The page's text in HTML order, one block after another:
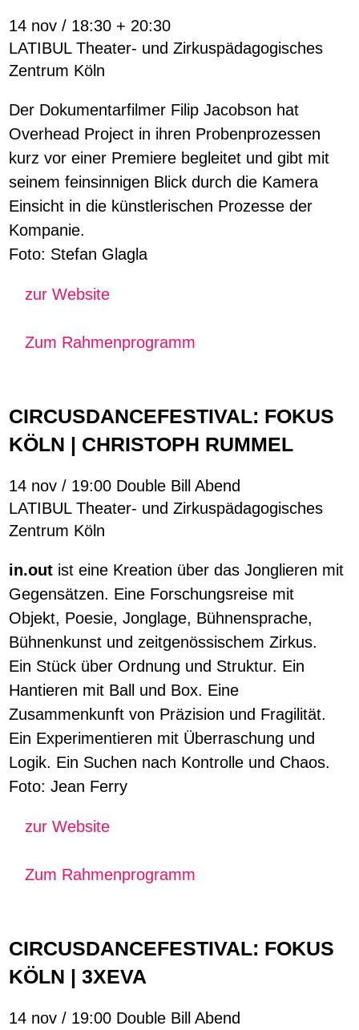
14 nov / 18:30 + 20:30
LATIBUL Theater- und Zirkuspädagogisches
Zentrum Köln
Der Dokumentarfilmer Filip Jacobson hat
Overhead Project in ihren Probenprozessen
kurz vor einer Premiere begleitet und gibt mit
seinem feinsinnigen Blick durch die Kamera
Einsicht in die künstlerischen Prozesse der
Kompanie.
Foto: Stefan Glagla
zur Website
Zum Rahmenprogramm
CIRCUSDANCEFESTIVAL: FOKUS
KÖLN | CHRISTOPH RUMMEL
14 nov / 19:00 Double Bill Abend
LATIBUL Theater- und Zirkuspädagogisches
Zentrum Köln
in.out ist eine Kreation über das Jonglieren mit
Gegensätzen. Eine Forschungsreise mit
Objekt, Poesie, Jonglage, Bühnensprache,
Bühnenkunst und zeitgenössischem Zirkus.
Ein Stück über Ordnung und Struktur. Ein
Hantieren mit Ball und Box. Eine
Zusammenkunft von Präzision und Fragilität.
Ein Experimentieren mit Überraschung und
Logik. Ein Suchen nach Kontrolle und Chaos.
Foto: Jean Ferry
zur Website
Zum Rahmenprogramm
CIRCUSDANCEFESTIVAL: FOKUS
KÖLN | 3XEVA
14 nov / 19:00 Double Bill Abend